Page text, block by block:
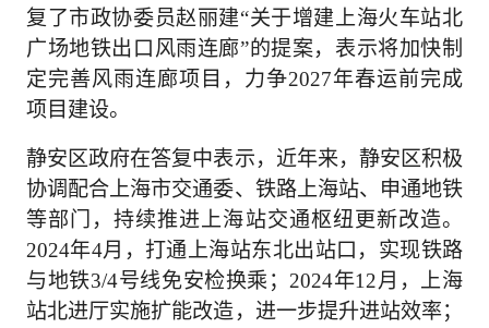
复了市政协委员赵丽建“关于增建上海火车站北
广场地铁出口风雨连廊”的提案，表示将加快制
定完善风雨连廊项目，力争2027年春运前完成
项目建设。
静安区政府在答复中表示，近年来，静安区积极
协调配合上海市交通委、铁路上海站、申通地铁
等部门，持续推进上海站交通枢纽更新改造。
2024年4月，打通上海站东北出站口，实现铁路
与地铁3/4号线免安检换乘；2024年12月，上海
站北进厅实施扩能改造，进一步提升进站效率；